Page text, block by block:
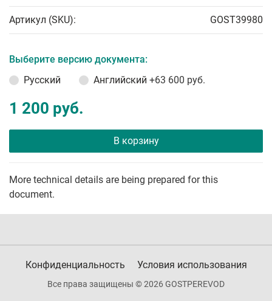
Артикул (SKU): GOST39980
Выберите версию документа:
Русский
Английский +63 600 руб.
1 200 руб.
В корзину
More technical details are being prepared for this
document.
Конфиденциальность Условия использования
Все права защищены © 2026 GOSTPEREVOD